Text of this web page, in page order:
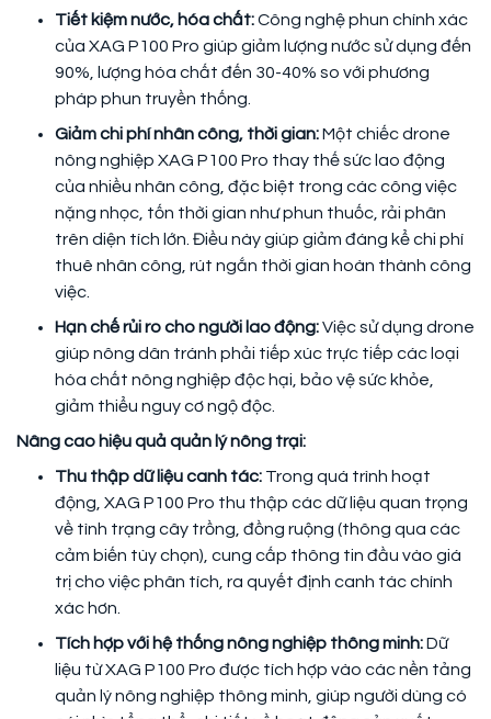
Tiết kiệm nước, hóa chất:Công nghệ phun chính xác
của XAG P100 Pro giúp giảm lượng nước sử dụng đến
90%, lượng hóa chất đến 30-40% so với phương
pháp phun truyền thống.
Giảm chi phí nhân công, thời gian:Một chiếc drone
nông nghiệp XAG P100 Pro thay thế sức lao động
của nhiều nhân công, đặc biệt trong các công việc
nặng nhọc, tốn thời gian như phun thuốc, rải phân
trên diện tích lớn. Điều này giúp giảm đáng kể chi phí
thuê nhân công, rút ngắn thời gian hoàn thành công
việc.
Hạn chế rủi ro cho người lao động:Việc sử dụng drone
giúp nông dân tránh phải tiếp xúc trực tiếp các loại
hóa chất nông nghiệp độc hại, bảo vệ sức khỏe,
giảm thiểu nguy cơ ngộ độc.
Nâng cao hiệu quả quản lý nông trại:
Thu thập dữ liệu canh tác: Trong quá trình hoạt
động, XAG P100 Pro thu thập các dữ liệu quan trọng
về tình trạng cây trồng, đồng ruộng (thông qua các
cảm biến tùy chọn), cung cấp thông tin đầu vào giá
trị cho việc phân tích, ra quyết định canh tác chính
xác hơn.
Tích hợp với hệ thống nông nghiệp thông minh:Dữ
liệu từ XAG P100 Pro được tích hợp vào các nền tảng
quản lý nông nghiệp thông minh, giúp người dùng có